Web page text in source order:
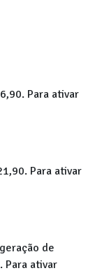
Para ativar
Para ativar
de
Para ativar